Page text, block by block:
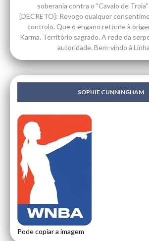
soberania contra o "Cavalo de
[DECRETO]: Revogo qualquer
controlo. Que o engano retorne à
Karma. Território sagrado. A rede da
autoridade. Bem-vindo à
SOPHIE CUNNINGHAM
Pode copiar a imagem